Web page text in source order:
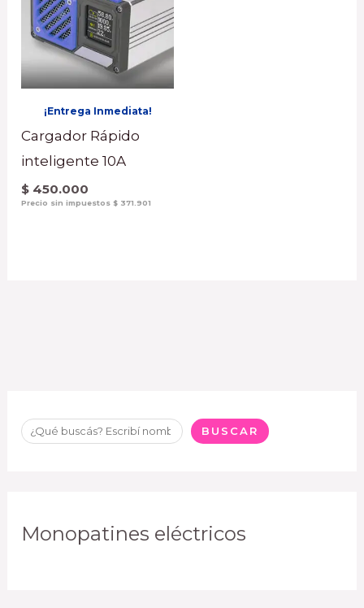
¡Entrega Inmediata!
Cargador Rápido
inteligente 10A
$ 450.000
Precio sin impuestos$ 371.901
BUSCAR
Monopatines eléctricos